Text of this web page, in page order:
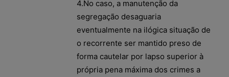
4.No caso, a manutenção da
segregação desaguaria
eventualmente na ilógica situação de
o recorrente ser mantido preso de
forma cautelar por lapso superior à
própria pena máxima dos crimes a